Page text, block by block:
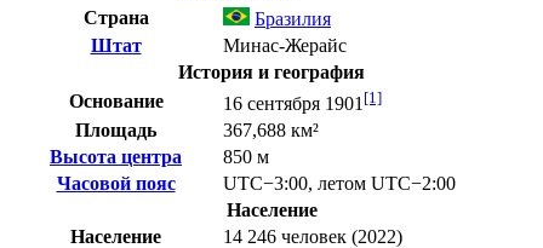
Страна
Бразилия
Штат
Минас-Жерайс
История и география
Основание
16 сентября 1901 [1]
Площадь
367,688 км²
Высота центра
850 м
Часовой пояс
UTC−3:00, летом UTC−2:00
Население
Население
14 246 человек (2022)